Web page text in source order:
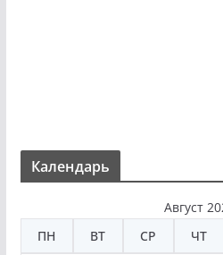
Календарь
Август
ПН
ВТ СР ЧТ